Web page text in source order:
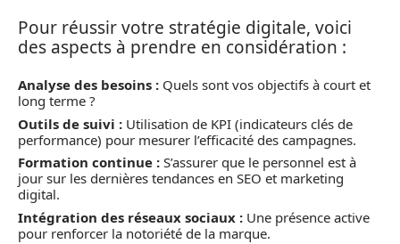
Pour réussir votre stratégie digitale, voici
des aspects à prendre en considération :
Analyse des besoins : Quels sont vos objectifs à court et
long terme ?
Outils de suivi : Utilisation de KPI (indicateurs clés de
performance) pour mesurer l’efficacité des campagnes.
Formation continue : S’assurer que le personnel est à
jour sur les dernières tendances en SEO et marketing
digital.
Intégration des réseaux sociaux : Une présence active
pour renforcer la notoriété de la marque.